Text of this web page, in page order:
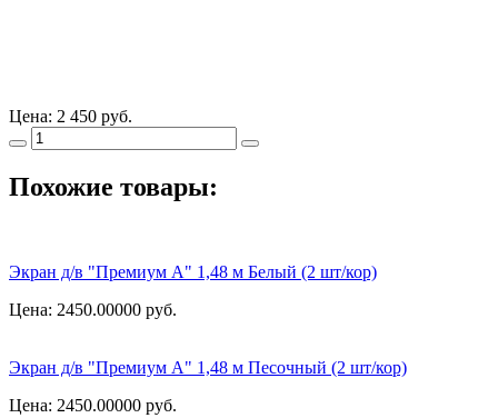
Цена: 2 450 руб.
Похожие товары:
Экран д/в "Премиум А" 1,48 м Белый (2 шт/кор)
Цена: 2450.00000 руб.
Экран д/в "Премиум А" 1,48 м Песочный (2 шт/кор)
Цена: 2450.00000 руб.